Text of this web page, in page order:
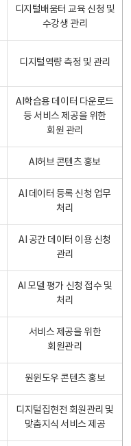
디지털배움터 교육 신청 및
수강생 관리
디지털역량 측정 및 관리
AI학습용 데이터 다운로드
등 서비스 제공을 위한
회원 관리
AI허브 콘텐츠 홍보
AI 데이터 등록 신청 업무
처리
AI 공간 데이터 이용 신청
관리
AI 모델 평가 신청 접수 및
처리
서비스 제공을 위한
회원관리
원윈도우 콘텐츠 홍보
디지털집현전 회원관리 및
맞춤지식 서비스 제공